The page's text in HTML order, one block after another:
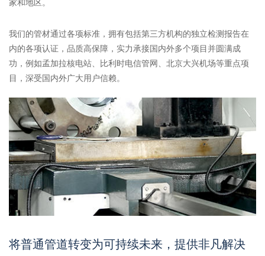
家和地区。
我们的管材通过各项标准，拥有包括第三方机构的独立检测报告在
内的各项认证，品质高保障，实力承接国内外多个项目并圆满成
功，例如孟加拉核电站、比利时电信管网、北京大兴机场等重点项
目，深受国内外广大用户信赖。
将普通管道转变为可持续未来，提供非凡解决